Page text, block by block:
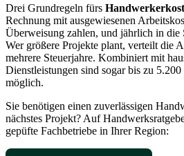
Drei Grundregeln fürs
Rechnung mit ausgewiesenen
Überweisung zahlen, und jährlich in die
Wer größere Projekte plant, verteilt die
mehrere Steuerjahre. Kombiniert mit
Dienstleistungen sind sogar bis zu
möglich.
Sie benötigen einen zuverlässigen
nächstes Projekt? Auf
gepüfte Fachbetriebe in Ihrer Region: